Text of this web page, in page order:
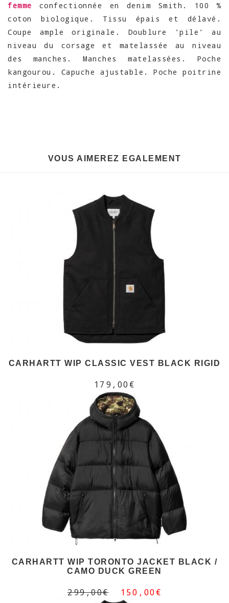
femme confectionnée en denim Smith. 100 %
coton biologique. Tissu épais et délavé.
Coupe ample originale. Doublure 'pile' au
niveau du corsage et matelassée au niveau
des manches. Manches matelassées. Poche
kangourou. Capuche ajustable. Poche poitrine
intérieure.
VOUS AIMEREZ EGALEMENT
CARHARTT WIP CLASSIC VEST BLACK RIGID
179,00€
CARHARTT WIP TORONTO JACKET BLACK /
CAMO DUCK GREEN
299,00€ 150,00€